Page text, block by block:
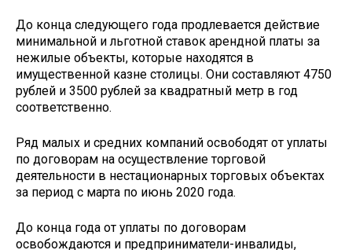
До конца следующего года продлевается действие
минимальной и льготной ставок арендной платы за
нежилые объекты, которые находятся в
имущественной казне столицы. Они составляют 4750
рублей и 3500 рублей за квадратный метр в год
соответственно.
Ряд малых и средних компаний освободят от уплаты
по договорам на осуществление торговой
деятельности в нестационарных торговых объектах
за период с марта по июнь 2020 года.
До конца года от уплаты по договорам
освобождаются и предприниматели-инвалиды,